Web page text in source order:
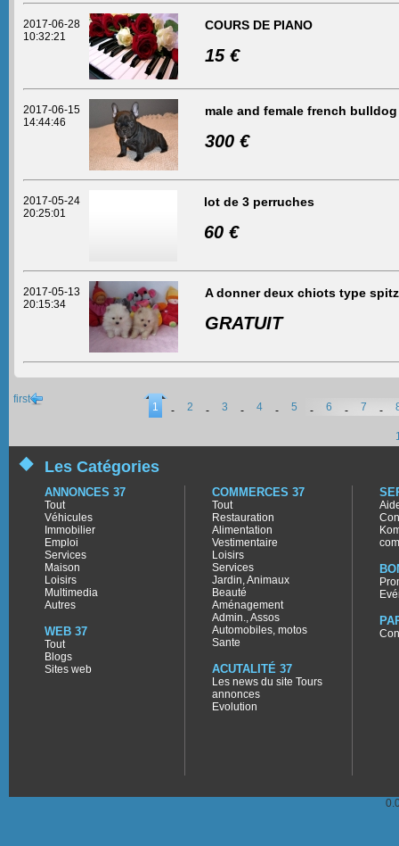
2017-06-28
10:32:21
COURS DE PIANO
15 €
2017-06-15
14:44:46
male and female french
300 €
2017-05-24
20:25:01
lot de 3 perruches
60 €
2017-05-13
20:15:34
A donner deux chiots type
GRATUIT
first
1 - 2 - 3 - 4 - 5 - 6 - 7 -
Les Catégories
ANNONCES 37
Tout
Véhicules
Immobilier
Emploi
Services
Maison
Loisirs
Multimedia
Autres
WEB 37
Tout
Blogs
Sites web
COMMERCES 37
Tout
Restauration
Alimentation
Vestimentaire
Loisirs
Services
Jardin, Animaux
Beauté
Aménagement
Admin., Assos
Automobiles, motos
Sante
ACUTALITÉ 37
Les news du site Tours
annonces
Evolution